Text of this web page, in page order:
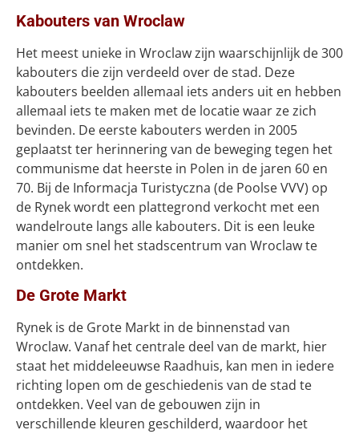
Kabouters van Wroclaw
Het meest unieke in Wroclaw zijn waarschijnlijk de 300
kabouters die zijn verdeeld over de stad. Deze
kabouters beelden allemaal iets anders uit en hebben
allemaal iets te maken met de locatie waar ze zich
bevinden. De eerste kabouters werden in 2005
geplaatst ter herinnering van de beweging tegen het
communisme dat heerste in Polen in de jaren 60 en
70. Bij de Informacja Turistyczna (de Poolse VVV) op
de Rynek wordt een plattegrond verkocht met een
wandelroute langs alle kabouters. Dit is een leuke
manier om snel het stadscentrum van Wroclaw te
ontdekken.
De Grote Markt
Rynek is de Grote Markt in de binnenstad van
Wroclaw. Vanaf het centrale deel van de markt, hier
staat het middeleeuwse Raadhuis, kan men in iedere
richting lopen om de geschiedenis van de stad te
ontdekken. Veel van de gebouwen zijn in
verschillende kleuren geschilderd, waardoor het